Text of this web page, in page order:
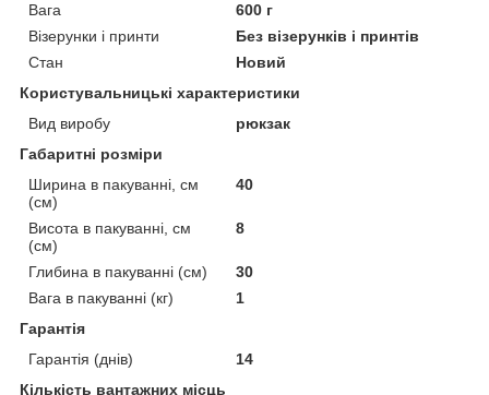
Вага
600 г
Візерунки і принти
Без візерунків і принтів
Стан
Новий
Користувальницькі характеристики
Вид виробу
рюкзак
Габаритні розміри
Ширина в пакуванні, см
(см)
40
Висота в пакуванні, см
(см)
8
Глибина в пакуванні (см)
30
Вага в пакуванні (кг)
1
Гарантія
Гарантія (днів)
14
Кількість вантажних місць